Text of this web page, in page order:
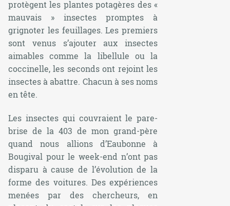
protègent les plantes potagères des «
mauvais » insectes promptes à
grignoter les feuillages. Les premiers
sont venus s’ajouter aux insectes
aimables comme la libellule ou la
coccinelle, les seconds ont rejoint les
insectes à abattre. Chacun à ses noms
en tête.
Les insectes qui couvraient le pare-
brise de la 403 de mon grand-père
quand nous allions d’Eaubonne à
Bougival pour le week-end n’ont pas
disparu à cause de l’évolution de la
forme des voitures. Des expériences
menées par des chercheurs, en